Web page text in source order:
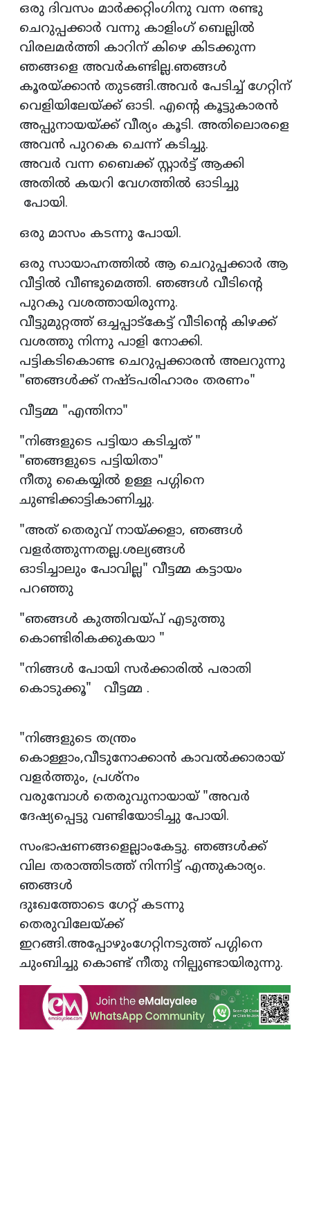
ഒരു ദിവസം മാർക്കറ്റിംഗിനു വന്ന രണ്ടു
ചെറുപ്പക്കാർ വന്നു കാളിംഗ് ബെല്ലിൽ
വിരലമർത്തി കാറിന് കിഴെ കിടക്കുന്ന
ഞങ്ങളെ അവർകണ്ടില്ല.ഞങ്ങൾ
കൂരയ്ക്കാൻ തുടങ്ങി.അവർ പേടിച്ച് ഗേറ്റിന്
വെളിയിലേയ്ക്ക് ഓടി. എന്റെ കൂട്ടുകാരൻ
അപ്പുനായയ്ക്ക് വീര്യം കൂടി. അതിലൊരളെ
അവൻ പുറകെ ചെന്ന് കടിച്ചു.
അവർ വന്ന ബൈക്ക് സ്റ്റാർട്ട് ആക്കി
അതിൽ കയറി വേഗത്തിൽ ഓടിച്ചു
പോയി.
ഒരു മാസം കടന്നു പോയി.
ഒരു സായാഹ്നത്തിൽ ആ ചെറുപ്പക്കാർ ആ
വീട്ടിൽ വീണ്ടുമെത്തി. ഞങ്ങൾ വീടിൻ്റെ
പുറകു വശത്തായിരുന്നു.
വീട്ടുമുറ്റത്ത് ഒച്ചപ്പാട്കേട്ട് വീടിൻ്റെ കിഴക്ക്
വശത്തു നിന്നു പാളി നോക്കി.
പട്ടികടികൊണ്ട ചെറുപ്പക്കാരൻ അലറുന്നു
"ഞങ്ങൾക്ക് നഷ്ടപരിഹാരം തരണം"
വീട്ടമ്മ "എന്തിനാ"
"നിങ്ങളുടെ പട്ടിയാ കടിച്ചത് "
"ഞങ്ങളുടെ പട്ടിയിതാ"
നീതു കൈയ്യിൽ ഉള്ള പഗ്ഗിനെ
ചുണ്ടിക്കാട്ടികാണിച്ചു.
"അത് തെരുവ് നായ്ക്കളാ, ഞങ്ങൾ
വളർത്തുന്നതല്ല.ശല്യങ്ങൾ
ഓടിച്ചാലും പോവില്ല" വീട്ടമ്മ കട്ടായം
പറഞ്ഞു
"ഞങ്ങൾ കുത്തിവയ്പ് എടുത്തു
കൊണ്ടിരികക്കുകയാ "
"നിങ്ങൾ പോയി സർക്കാരിൽ പരാതി
കൊടുക്കൂ" വീട്ടമ്മ .
"നിങ്ങളുടെ തന്ത്രം
കൊള്ളാം,വീടുനോക്കാൻ കാവൽക്കാരായ്
വളർത്തും, പ്രശ്നം
വരുമ്പോൾ തെരുവുനായായ് "അവർ
ദേഷ്യപ്പെട്ടു വണ്ടിയോടിച്ചു പോയി.
സംഭാഷണങ്ങളെല്ലാംകേട്ടു. ഞങ്ങൾക്ക്
വില തരാത്തിടത്ത് നിന്നിട്ട് എന്തുകാര്യം.
ഞങ്ങൾ
ദുഃഖത്തോടെ ഗേറ്റ് കടന്നു
തെരുവിലേയ്ക്ക്
ഇറങ്ങി.അപ്പോഴുംഗേറ്റിനടുത്ത് പഗ്ഗിനെ
ചുംബിച്ചു കൊണ്ട് നീതു നില്പുണ്ടായിരുന്നു.